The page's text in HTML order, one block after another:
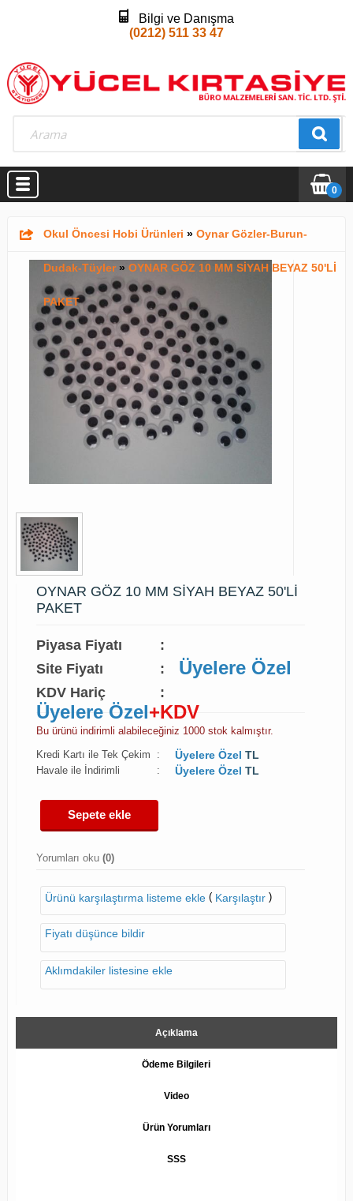
Bilgi ve Danışma
(0212) 511 33 47
0
Okul Öncesi Hobi Ürünleri » Oynar Gözler-Burun-
Dudak-Tüyler» OYNAR GÖZ 10 MM SİYAH BEYAZ 50'Lİ
PAKET
OYNAR GÖZ 10 MM SİYAH BEYAZ 50'Lİ
PAKET
Piyasa Fiyatı
:
Site Fiyatı
: Üyelere Özel
KDV Hariç :
Üyelere Özel+KDV
Bu ürünü indirimli alabileceğiniz 1000 stok kalmıştır.
Kredi Kartı ile Tek Çekim
: Üyelere Özel TL
Havale ile İndirimli : Üyelere Özel TL
Sepete ekle
Yorumları oku (0)
Ürünü karşılaştırma listeme ekle( Karşılaştır)
Fiyatı düşünce bildir
Aklımdakiler listesine ekle
Açıklama
Ödeme Bilgileri
Video
Ürün Yorumları
SSS